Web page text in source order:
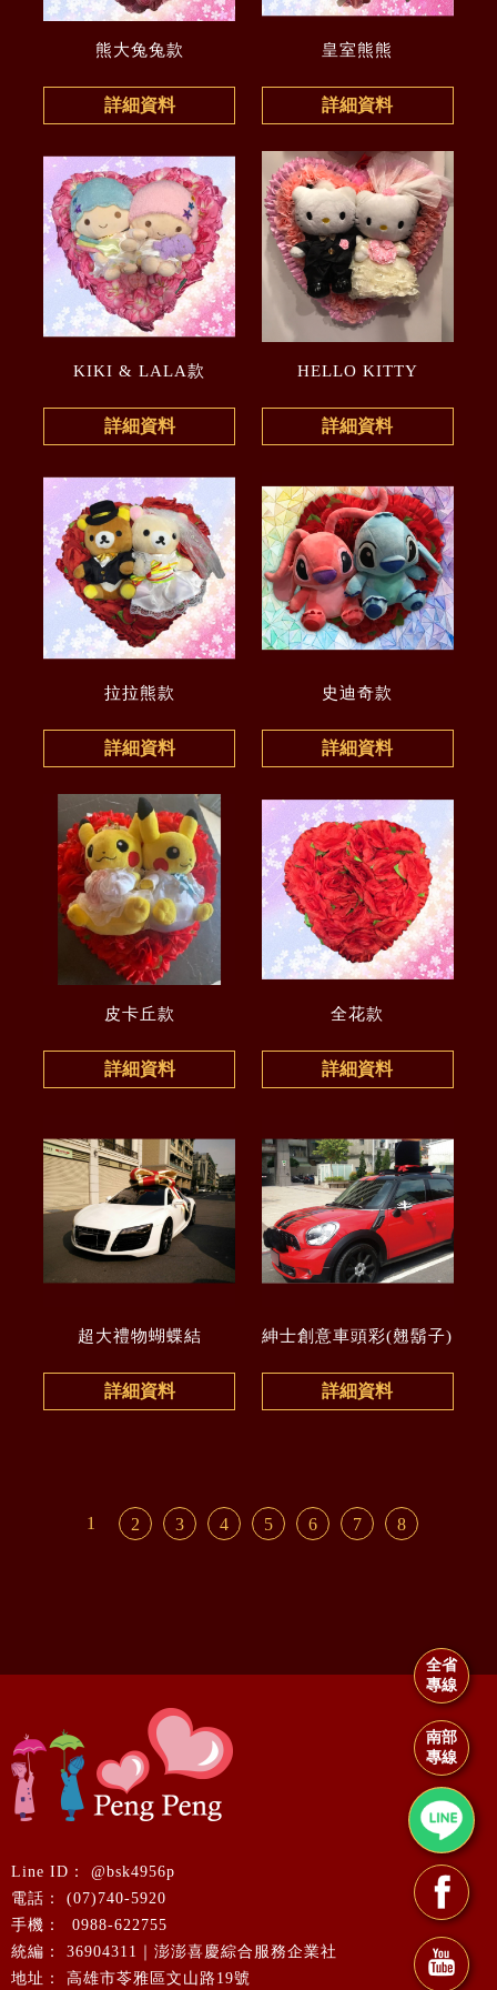
熊大兔兔款
詳細資料
皇室熊熊
詳細資料
KIKI & LALA款
詳細資料
HELLO KITTY
詳細資料
拉拉熊款
詳細資料
史迪奇款
詳細資料
皮卡丘款
詳細資料
全花款
詳細資料
超大禮物蝴蝶結
詳細資料
紳士創意車頭彩(翹鬍子)
詳細資料
1 2 3 4 5 6 7 8
@bsk4956p
(07)740-5920
0988-622755
36904311｜澎澎喜慶綜合服務企業社
高雄市苓雅區文山路19號
全省
專線
南部
專線